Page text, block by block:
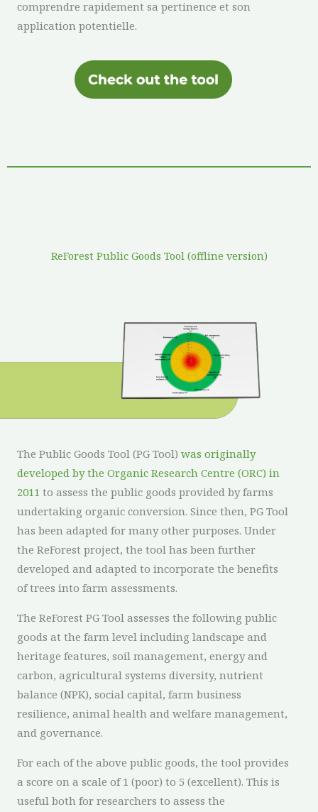
comprendre rapidement sa pertinence et son
application potentielle.
ReForest Public Goods Tool (offline version)
The Public Goods Tool (PG Tool) was originally
developed by the Organic Research Centre (ORC) in
2011 to assess the public goods provided by farms
undertaking organic conversion. Since then, PG Tool
has been adapted for many other purposes. Under
the ReForest project, the tool has been further
developed and adapted to incorporate the benefits
of trees into farm assessments.
The ReForest PG Tool assesses the following public
goods at the farm level including landscape and
heritage features, soil management, energy and
carbon, agricultural systems diversity, nutrient
balance (NPK), social capital, farm business
resilience, animal health and welfare management,
and governance.
For each of the above public goods, the tool provides
a score on a scale of 1 (poor) to 5 (excellent). This is
useful both for researchers to assess the